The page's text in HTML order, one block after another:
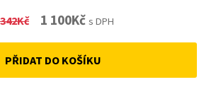
Kč
Original
price
was:
1 100KčCurrent
price
is:
s DPH
PŘIDAT DO KOŠÍKU